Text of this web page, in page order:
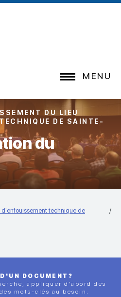
MENU
DU LIEU
DE SAINTE-
du
technique de
DOCUMENT?
appliquer d’abord des
mots-clés au besoin.